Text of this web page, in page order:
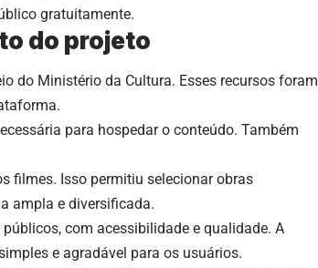
gratuitamente.
do projeto
do Ministério da Cultura. Esses recursos foram
para hospedar o conteúdo. Também
filmes. Isso permitiu selecionar obras
ampla e diversificada.
com acessibilidade e qualidade. A
e agradável para os usuários.